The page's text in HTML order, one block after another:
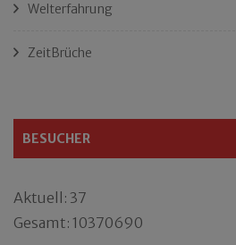
Welterfahrung
ZeitBrüche
BESUCHER
Aktuell: 37
Gesamt: 10370690